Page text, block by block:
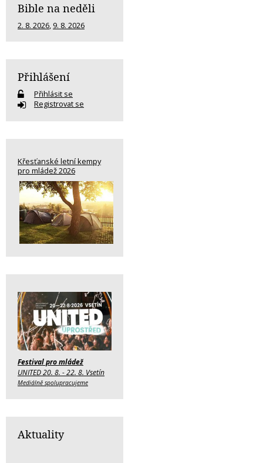
Bible na neděli
2. 8. 2026 9. 8. 2026
Přihlášení
Přihlásit se
Registrovat se
Křesťanské letní kempy
pro mládež 2026
Festival pro mládež
UNITED 20. 8. - 22. 8. Vsetín
Mediálně spolupracujeme
Aktuality